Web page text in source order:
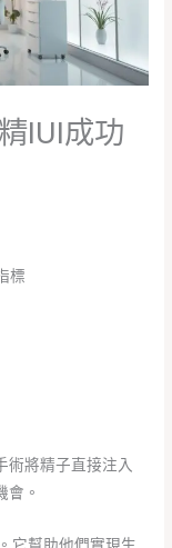
IUI成功
標
術將精子直接注入
會。